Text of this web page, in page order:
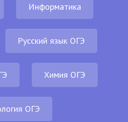
Информатика
Русский язык ОГЭ
Химия ОГЭ
ОГЭ